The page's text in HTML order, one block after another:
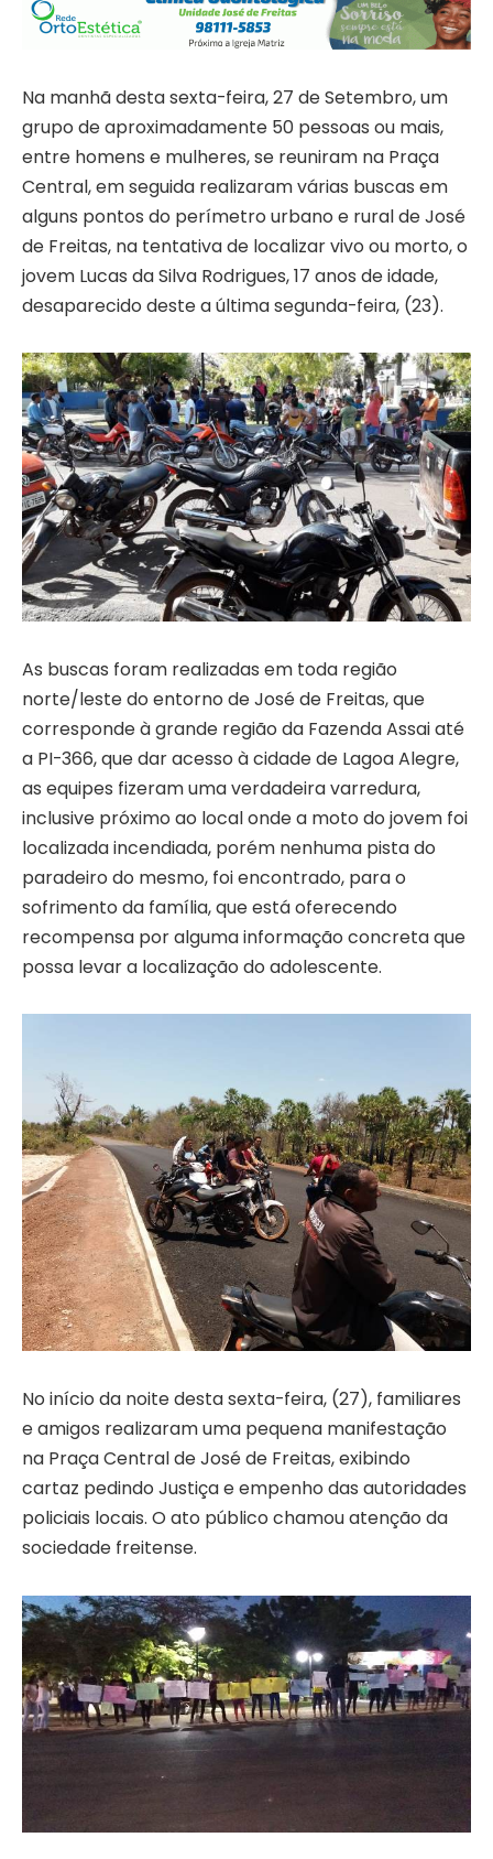
Na manhã desta sexta-feira, 27 de Setembro, um
grupo de aproximadamente 50 pessoas ou mais,
entre homens e mulheres, se reuniram na Praça
Central, em seguida realizaram várias buscas em
alguns pontos do perímetro urbano e rural de José
de Freitas, na tentativa de localizar vivo ou morto, o
jovem Lucas da Silva Rodrigues, 17 anos de idade,
desaparecido deste a última segunda-feira, (23).
As buscas foram realizadas em toda região
norte/leste do entorno de José de Freitas, que
corresponde à grande região da Fazenda Assai até
a PI-366, que dar acesso à cidade de Lagoa Alegre,
as equipes fizeram uma verdadeira varredura,
inclusive próximo ao local onde a moto do jovem foi
localizada incendiada, porém nenhuma pista do
paradeiro do mesmo, foi encontrado, para o
sofrimento da família, que está oferecendo
recompensa por alguma informação concreta que
possa levar a localização do adolescente.
No início da noite desta sexta-feira, (27), familiares
e amigos realizaram uma pequena manifestação
na Praça Central de José de Freitas, exibindo
cartaz pedindo Justiça e empenho das autoridades
policiais locais. O ato público chamou atenção da
sociedade freitense.